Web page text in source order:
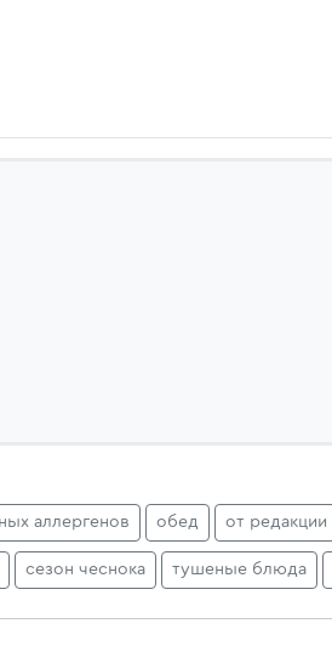
аллергенов обед от редакции
сезон чеснока тушеные блюда